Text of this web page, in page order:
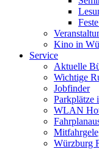
Kino in
Service
Aktuelle
Wichtige
Jobfinder
Parkplätze
WLAN
Würzburg